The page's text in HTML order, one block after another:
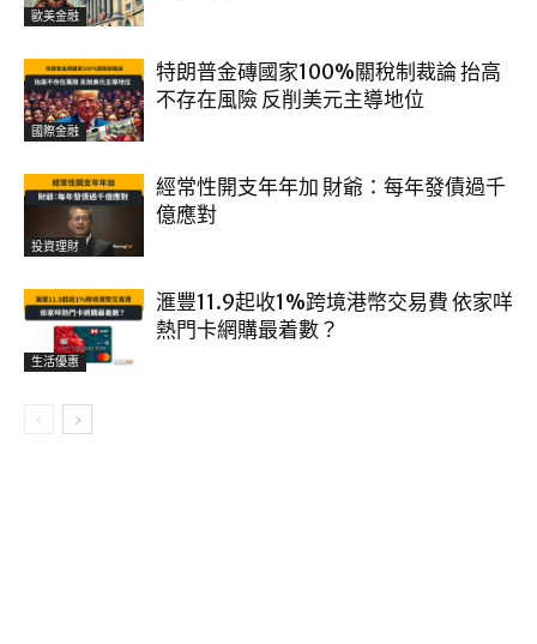
歐美金融
國際金融
特朗普金磚國家100%關稅制裁論 抬高
不存在風險 反削美元主導地位
投資理財
經常性開支年年加 財爺：每年發債過千
億應對
生活優惠
滙豐11.9起收1%跨境港幣交易費 依家咩
熱門卡網購最着數？